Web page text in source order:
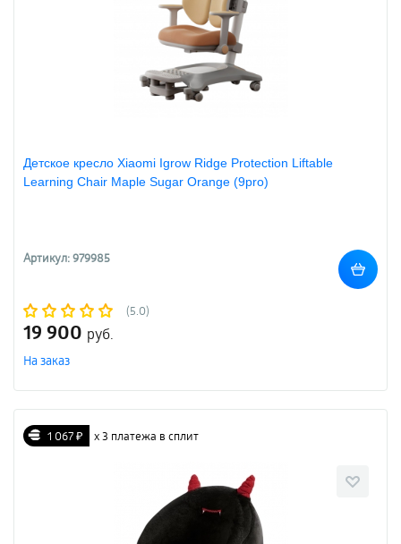
Детское кресло Xiaomi Igrow Ridge Protection Liftable
Learning Chair Maple Sugar Orange (9pro)
Артикул: 979985
(5.0)
19 900 руб.
На заказ
1 067 ₽ х 3 платежа в сплит